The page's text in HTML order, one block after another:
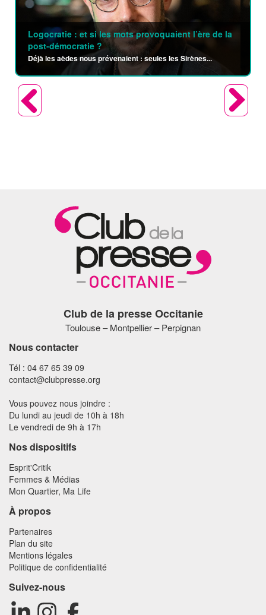
Logocratie : et si les mots provoquaient l’ère de la
post-démocratie ?
Déjà les aèdes nous prévenaient : seules les Sirènes...
Club de la presse Occitanie
Toulouse – Montpellier – Perpignan
Nous contacter
Tél : 04 67 65 39 09
contact@clubpresse.org
Vous pouvez nous joindre :
Du lundi au jeudi de 10h à 18h
Le vendredi de 9h à 17h
Nos dispositifs
Esprit'Critik
Femmes & Médias
Mon Quartier, Ma Life
À propos
Partenaires
Plan du site
Mentions légales
Politique de confidentialité
Suivez-nous